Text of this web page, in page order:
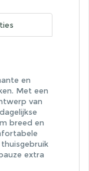
en
Met een
van
breed en
extra